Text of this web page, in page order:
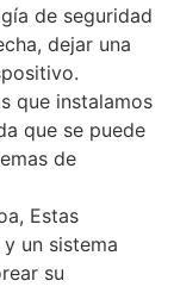
de seguridad
dejar una
que instalamos
que se puede
de
Estas
un sistema
su